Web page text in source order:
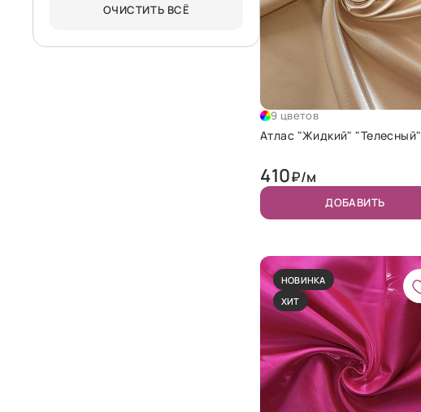
ОЧИСТИТЬ ВСЁ
9 цветов
Атлас "Жидкий" "Телесный"
410₽/м
ДОБАВИТЬ
НОВИНКА
ХИТ